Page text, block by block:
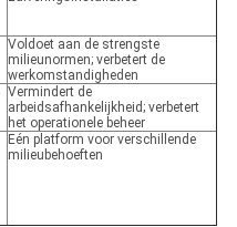
Voldoet aan de strengste
milieunormen; verbetert de
werkomstandigheden
Vermindert de
arbeidsafhankelijkheid; verbetert
het operationele beheer
Eén platform voor verschillende
milieubehoeften